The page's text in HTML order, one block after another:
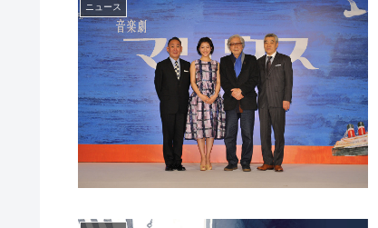
ニュース